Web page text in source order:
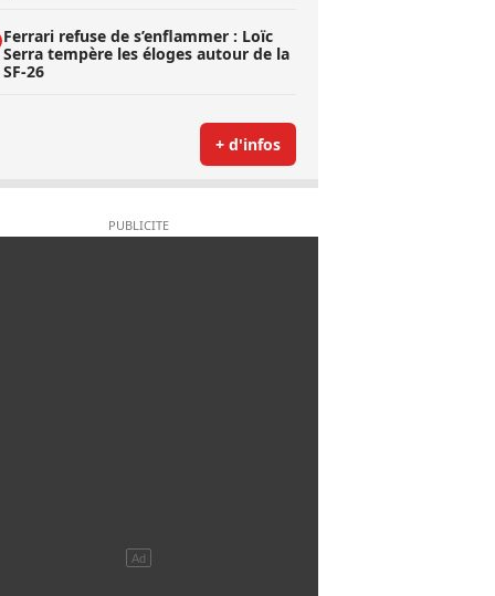
Ferrari refuse de s’enflammer : Loïc
Serra tempère les éloges autour de la
SF-26
+ d'infos